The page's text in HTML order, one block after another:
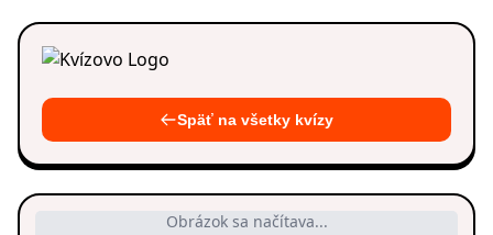
Späť na všetky kvízy
Obrázok sa načítava...